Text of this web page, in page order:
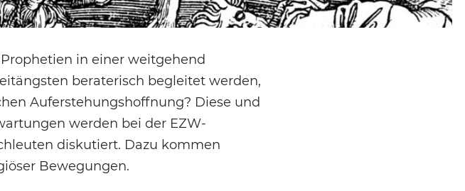
in einer weitgehend
beraterisch begleitet werden,
Auferstehungshoffnung? Diese und
werden bei der EZW-
diskutiert. Dazu kommen
Bewegungen.